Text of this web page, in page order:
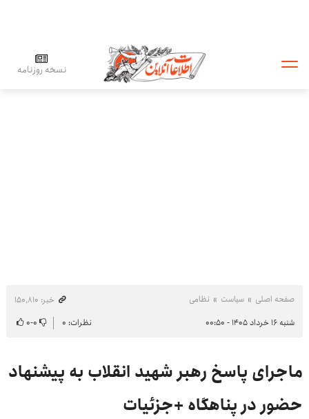
نسخه روزنامه
صفحه اصلی سیاست نظامی
خبر: ۱۵۰٬۸۱۰
شنبه ۱۶ خرداد ۱۴۰۵ - ۰۰:۵۰
نظرات: ۰ ۰-۰
ماجرای پاسخ رهبر شهید انقلاب به پیشنهاد
حضور در پناهگاه +جزئیات